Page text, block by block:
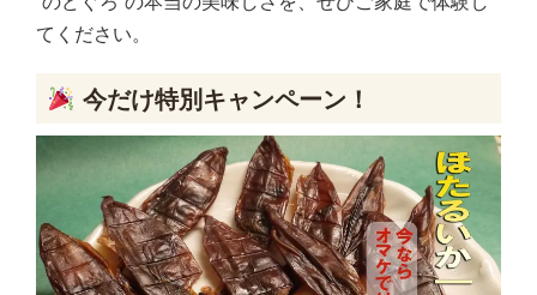
てください。
今だけ特別キャンペーン！